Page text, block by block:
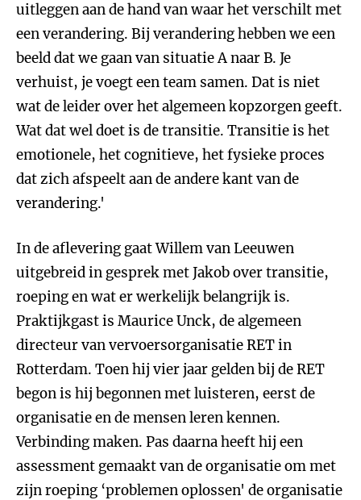
uitleggen aan de hand van waar het verschilt met
een verandering. Bij verandering hebben we een
beeld dat we gaan van situatie A naar B. Je
verhuist, je voegt een team samen. Dat is niet
wat de leider over het algemeen kopzorgen geeft.
Wat dat wel doet is de transitie. Transitie is het
emotionele, het cognitieve, het fysieke proces
dat zich afspeelt aan de andere kant van de
verandering.'
In de aflevering gaat Willem van Leeuwen
uitgebreid in gesprek met Jakob over transitie,
roeping en wat er werkelijk belangrijk is.
Praktijkgast is Maurice Unck, de algemeen
directeur van vervoersorganisatie RET in
Rotterdam. Toen hij vier jaar gelden bij de RET
begon is hij begonnen met luisteren, eerst de
organisatie en de mensen leren kennen.
Verbinding maken. Pas daarna heeft hij een
assessment gemaakt van de organisatie om met
zijn roeping ‘problemen oplossen' de organisatie